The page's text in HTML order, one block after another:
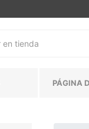
PÁGINA